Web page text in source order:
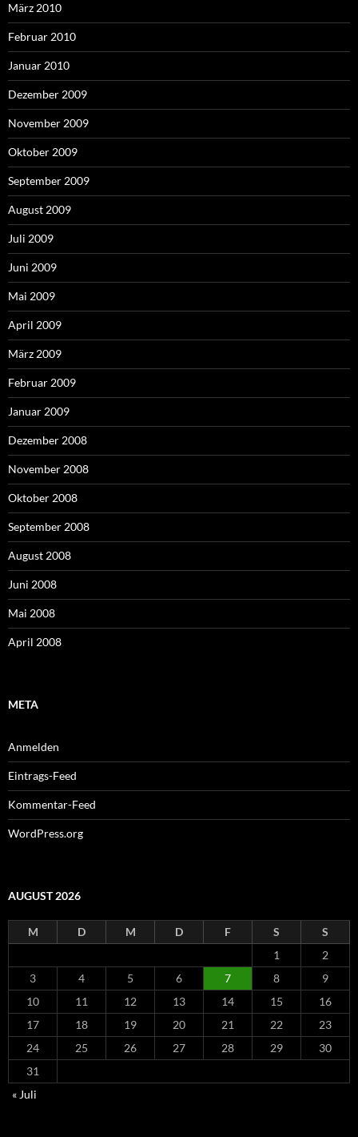
März 2010
Februar 2010
Januar 2010
Dezember 2009
November 2009
Oktober 2009
September 2009
August 2009
Juli 2009
Juni 2009
Mai 2009
April 2009
März 2009
Februar 2009
Januar 2009
Dezember 2008
November 2008
Oktober 2008
September 2008
August 2008
Juni 2008
Mai 2008
April 2008
META
Anmelden
Eintrags-Feed
Kommentar-Feed
WordPress.org
AUGUST 2026
M D M D F S
S
1
2
3
4 5 6 7 8
9
10
11 12 13 14 15
16
17
18 19 20 21 22
23
24
25 26 27 28 29
30
31
« Juli